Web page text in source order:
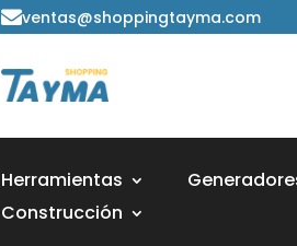
ventas@shoppingtayma.com
Herramientas
Construcción